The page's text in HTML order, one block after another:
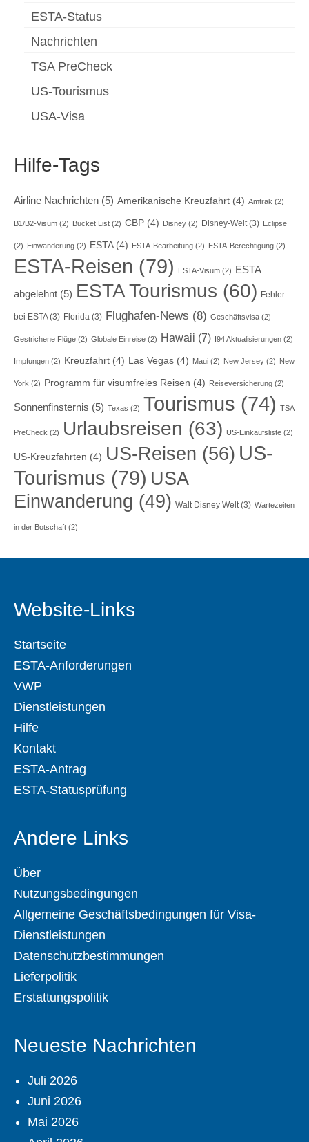
ESTA-Status
Nachrichten
TSA PreCheck
US-Tourismus
USA-Visa
Hilfe-Tags
Airline Nachrichten (5) Amerikanische Kreuzfahrt (4) Amtrak (2)
B1/B2-Visum (2) Bucket List (2) CBP (4) Disney (2) Disney-Welt(3) Eclipse
(2) Einwanderung (2) ESTA(4) ESTA-Bearbeitung (2) ESTA-Berechtigung (2)
ESTA-Reisen (79) ESTA-Visum (2) ESTA
abgelehnt (5) ESTA Tourismus (60) Fehler
bei ESTA(3) Florida (3) Flughafen-News (8) Geschäftsvisa (2)
Gestrichene Flüge (2) Globale Einreise (2) Hawaii (7) I94 Aktualisierungen (2)
Impfungen (2) Kreuzfahrt (4) Las Vegas (4) Maui (2) New Jersey (2) New
York (2) Programm für visumfreies Reisen (4) Reiseversicherung (2)
Sonnenfinsternis (5) Texas (2) Tourismus (74) TSA
PreCheck (2) Urlaubsreisen (63) US-Einkaufsliste (2)
US-Kreuzfahrten (4) US-Reisen (56) US-
Tourismus (79) USA
Einwanderung (49) Walt Disney Welt(3) Wartezeiten
in der Botschaft (2)
Website-Links
Startseite
ESTA-Anforderungen
VWP
Dienstleistungen
Hilfe
Kontakt
ESTA-Antrag
ESTA-Statusprüfung
Andere Links
Über
Nutzungsbedingungen
Allgemeine Geschäftsbedingungen für Visa-
Dienstleistungen
Datenschutzbestimmungen
Lieferpolitik
Erstattungspolitik
Neueste Nachrichten
Juli 2026
Juni 2026
Mai 2026